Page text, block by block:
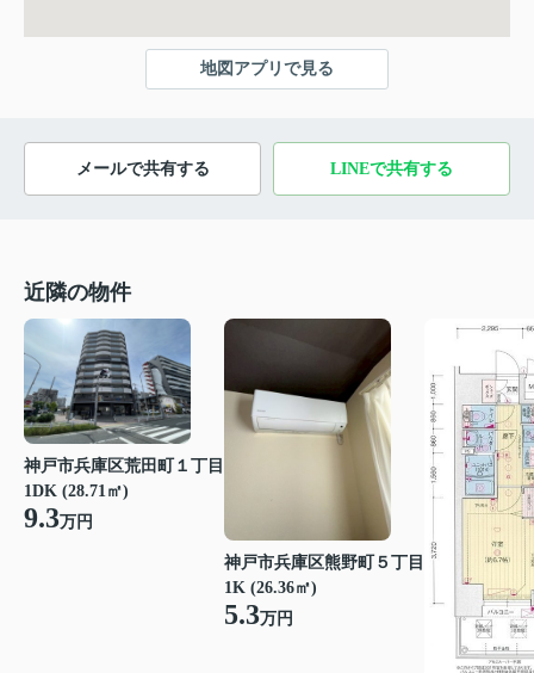
地図アプリで見る
メールで共有する LINEで共有する
近隣の物件
神戸市兵庫区荒田町１丁目
1DK (28.71㎡)
9.3万円
神戸市兵庫区熊野町５丁目
1K (26.36㎡)
5.3万円